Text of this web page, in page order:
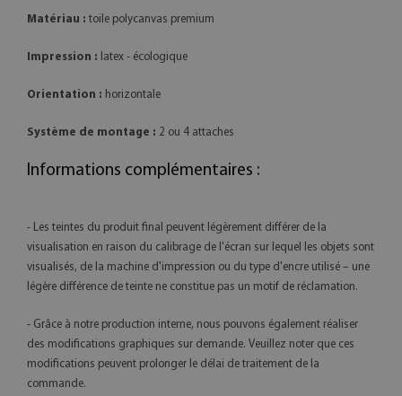
Matériau : toile polycanvas premium
Impression : latex - écologique
Orientation : horizontale
Système de montage : 2 ou 4 attaches
Informations complémentaires :
- Les teintes du produit final peuvent légèrement différer de la
visualisation en raison du calibrage de l'écran sur lequel les objets sont
visualisés, de la machine d'impression ou du type d'encre utilisé – une
légère différence de teinte ne constitue pas un motif de réclamation.
- Grâce à notre production interne, nous pouvons également réaliser
des modifications graphiques sur demande. Veuillez noter que ces
modifications peuvent prolonger le délai de traitement de la
commande.